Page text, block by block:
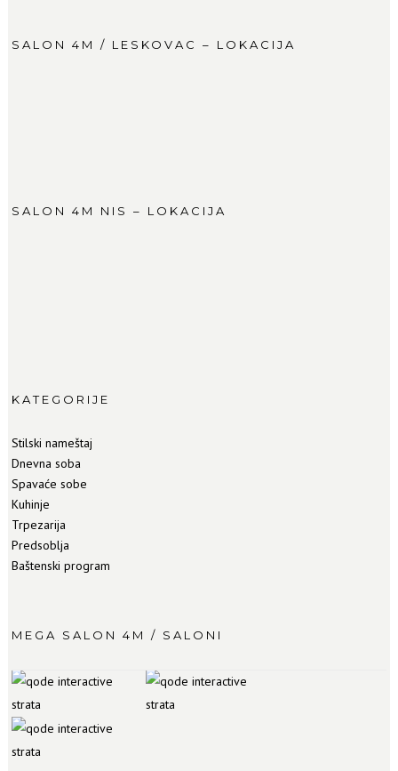
SALON 4M / LESKOVAC – LOKACIJA
SALON 4M NIS – LOKACIJA
KATEGORIJE
Stilski nameštaj
Dnevna soba
Spavaće sobe
Kuhinje
Trpezarija
Predsoblja
Baštenski program
MEGA SALON 4M / SALONI